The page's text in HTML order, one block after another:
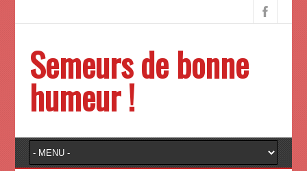
Semeurs de bonne
humeur !